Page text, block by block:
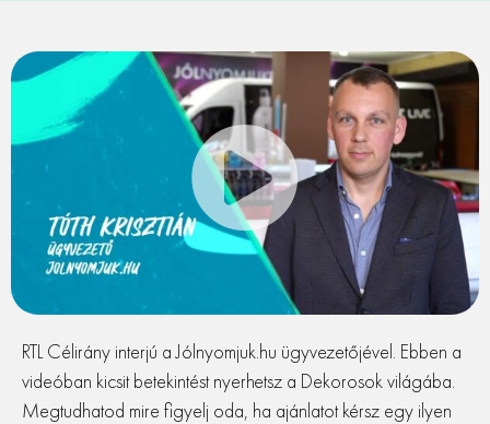
RTL Célirány interjú a Jólnyomjuk.hu ügyvezetőjével. Ebben a
videóban kicsit betekintést nyerhetsz a Dekorosok világába.
Megtudhatod mire figyelj oda, ha ajánlatot kérsz egy ilyen